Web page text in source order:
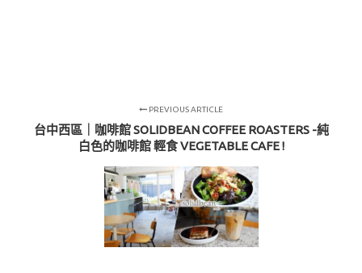
PREVIOUS ARTICLE
台中西區｜咖啡館 SOLIDBEAN COFFEE ROASTERS -純
白色的咖啡館 輕食 VEGETABLE CAFE !